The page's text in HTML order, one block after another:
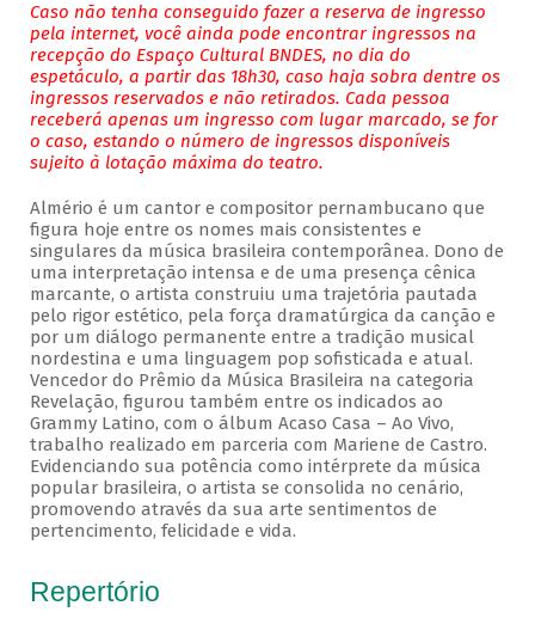
Caso não tenha conseguido fazer a reserva de ingresso
pela internet, você ainda pode encontrar ingressos na
recepção do Espaço Cultural BNDES, no dia do
espetáculo, a partir das 18h30, caso haja sobra dentre os
ingressos reservados e não retirados. Cada pessoa
receberá apenas um ingresso com lugar marcado, se for
o caso, estando o número de ingressos disponíveis
sujeito à lotação máxima do teatro.
Almério é um cantor e compositor pernambucano que
figura hoje entre os nomes mais consistentes e
singulares da música brasileira contemporânea. Dono de
uma interpretação intensa e de uma presença cênica
marcante, o artista construiu uma trajetória pautada
pelo rigor estético, pela força dramatúrgica da canção e
por um diálogo permanente entre a tradição musical
nordestina e uma linguagem pop sofisticada e atual.
Vencedor do Prêmio da Música Brasileira na categoria
Revelação, figurou também entre os indicados ao
Grammy Latino, com o álbum Acaso Casa – Ao Vivo,
trabalho realizado em parceria com Mariene de Castro.
Evidenciando sua potência como intérprete da música
popular brasileira, o artista se consolida no cenário,
promovendo através da sua arte sentimentos de
pertencimento, felicidade e vida.
Repertório